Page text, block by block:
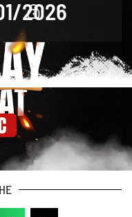
2026